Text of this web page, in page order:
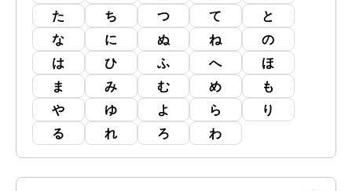
た
ち つ て
と
な
に ぬ ね
の
は
ひ ふ へ
ほ
ま
み む め
も
や
ゆ よ ら
り
る
れ ろ わ